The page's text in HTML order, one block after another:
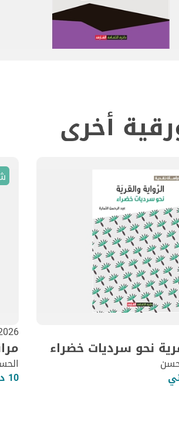
أخرى
نحو سرديات خضراء
10 درهم اماراتي